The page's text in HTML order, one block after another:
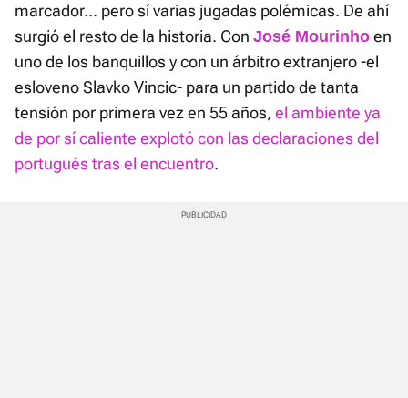
marcador... pero sí varias jugadas polémicas. De ahí
surgió el resto de la historia. Con José Mourinho en
uno de los banquillos y con un árbitro extranjero -el
esloveno Slavko Vincic- para un partido de tanta
tensión por primera vez en 55 años, el ambiente ya
de por sí caliente explotó con las declaraciones del
portugués tras el encuentro.